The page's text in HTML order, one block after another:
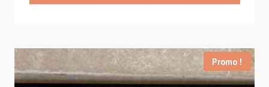
x
n
x
c
t
Promo !